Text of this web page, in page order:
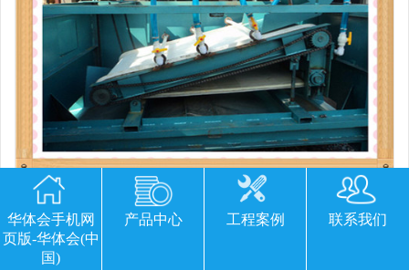
平板磁选机胶带那里有
华体会手机网
页版-华体会(中
国)
产品中心 工程案例 联系我们